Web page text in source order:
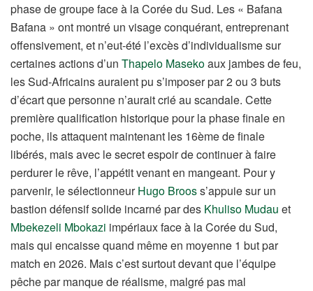
phase de groupe face à la Corée du Sud. Les « Bafana
Bafana » ont montré un visage conquérant, entreprenant
offensivement, et n’eut-été l’excès d’individualisme sur
certaines actions d’un Thapelo Masekoaux jambes de feu,
les Sud-Africains auraient pu s’imposer par 2 ou 3 buts
d’écart que personne n’aurait crié au scandale. Cette
première qualification historique pour la phase finale en
poche, ils attaquent maintenant les 16ème de finale
libérés, mais avec le secret espoir de continuer à faire
perdurer le rêve, l’appétit venant en mangeant. Pour y
parvenir, le sélectionneurHugo Brooss’appuie sur un
bastion défensif solide incarné par des Khuliso Mudau et
Mbekezeli Mbokazi impériaux face à la Corée du Sud,
mais qui encaisse quand même en moyenne 1 but par
match en 2026. Mais c’est surtout devant que l’équipe
pêche par manque de réalisme, malgré pas mal